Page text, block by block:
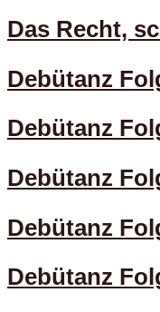
Das Recht,
Debütanz
Debütanz
Debütanz
Debütanz
Debütanz